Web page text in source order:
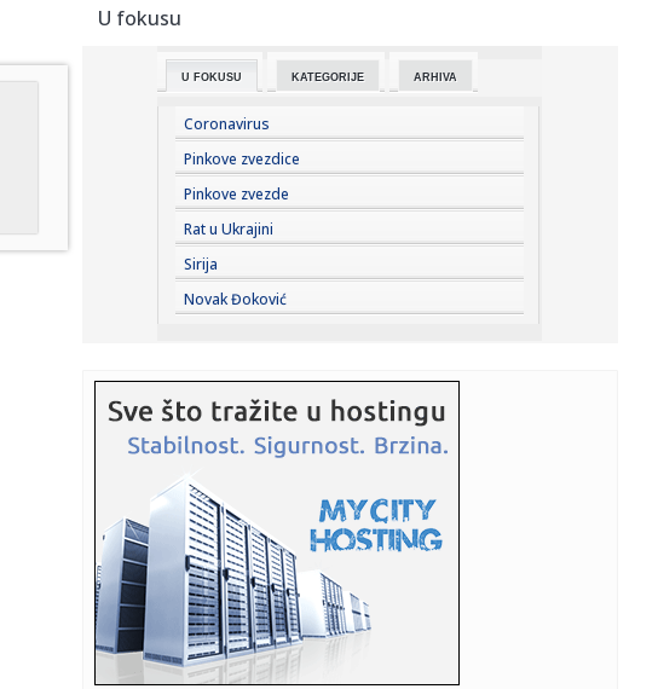
23:44:
23:41:
Marinović nakon pobjede: Zaslužili smo još koji gol, ali
23:41:Može li ljetna avantura ipak nekako prerasti u ozbiljnu
vezu?
23:38:Partizan demolirao Tobol, Ilić konačno zadovoljan: Na
momente j...
23:36:U Minhenu krenula serijska proizvodnja potpuno
električnog BMW-a...
23:34: PRE PAR MESECI SANJALI TITULU, SADA IH SVI DEMOLIRAJU:
Benfika si...
23:33:
nju ...
23:33:Kratak predah od vrućina: Pljuskovi noćas stižu u region,
osvj...
23:33:Osuđen provalnik iz BiH, branio se da je krao za liječenje
ćer...
23:32:Potresna poruka Dijane Dilajn o životu i smrti njenog
U fokusu
U FOKUSU KATEGORIJE ARHIVA
Coronavirus
Pinkove zvezdice
Pinkove zvezde
Rat u Ukrajini
Sirija
Novak Đoković